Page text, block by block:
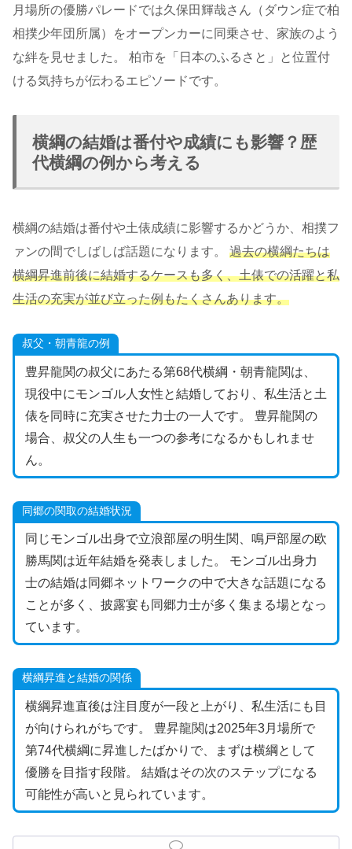
月場所の優勝パレードでは久保田輝哉さん（ダウン症で柏
相撲少年団所属）をオープンカーに同乗させ、家族のよう
な絆を見せました。 柏市を「日本のふるさと」と位置付
ける気持ちが伝わるエピソードです。
横綱の結婚は番付や成績にも影響？歴
代横綱の例から考える
横綱の結婚は番付や土俵成績に影響するかどうか、相撲フ
ァンの間でしばしば話題になります。 過去の横綱たちは
横綱昇進前後に結婚するケースも多く、土俵での活躍と私
生活の充実が並び立った例もたくさんあります。
叔父・朝青龍の例
豊昇龍関の叔父にあたる第68代横綱・朝青龍関は、
現役中にモンゴル人女性と結婚しており、私生活と土
俵を同時に充実させた力士の一人です。 豊昇龍関の
場合、叔父の人生も一つの参考になるかもしれませ
ん。
同郷の関取の結婚状況
同じモンゴル出身で立浪部屋の明生関、鳴戸部屋の欧
勝馬関は近年結婚を発表しました。 モンゴル出身力
士の結婚は同郷ネットワークの中で大きな話題になる
ことが多く、披露宴も同郷力士が多く集まる場となっ
ています。
横綱昇進と結婚の関係
横綱昇進直後は注目度が一段と上がり、私生活にも目
が向けられがちです。 豊昇龍関は2025年3月場所で
第74代横綱に昇進したばかりで、まずは横綱として
優勝を目指す段階。 結婚はその次のステップになる
可能性が高いと見られています。